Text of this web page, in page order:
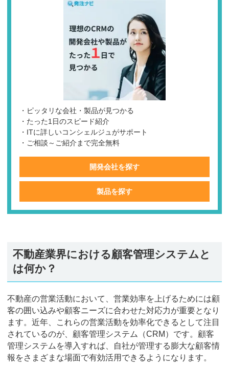
・ピッタリな会社・製品が見つかる
・たった1日のスピード紹介
・ITに詳しいコンシェルジュがサポート
・ご相談～ご紹介まで完全無料
開発会社を探す
製品を探す
不動産業界における顧客管理システムと
は何か？
不動産の営業活動において、営業効率を上げるためには顧
客の囲い込みや顧客ニーズに合わせた対応力が重要となり
ます。近年、これらの営業活動を効率化できるとして注目
されているのが、顧客管理システム（CRM）です。顧客
管理システムを導入すれば、自社が管理する膨大な顧客情
報をさまざまな場面で有効活用できるようになります。